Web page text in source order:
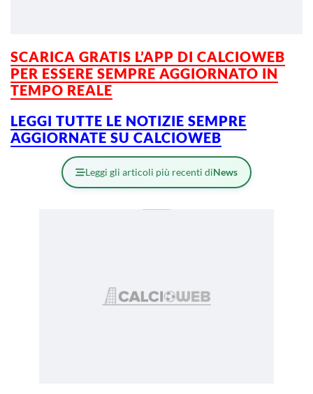
SCARICA GRATIS L’APP DI CALCIOWEB
PER ESSERE SEMPRE AGGIORNATO IN
TEMPO REALE
LEGGI TUTTE LE NOTIZIE SEMPRE
AGGIORNATE SU CALCIOWEB
Leggi gli articoli più recenti diNews